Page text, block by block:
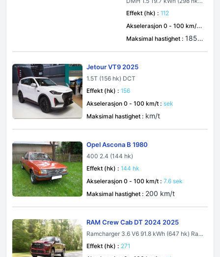
Effekt (hk) : 112
Akselerasjon 0 - 100 km/t :
7.9 sek
Maksimal hastighet : 185 k
Jetour VT9 2025
1.5T (156 hk) DCT
Effekt (hk) : 156
Akselerasjon 0 - 100 km/t : sek
Maksimal hastighet : km/t
Opel Ascona B 1980
400 2.4 (144 hk)
Effekt (hk) : 144 hk
Akselerasjon 0 - 100 km/t : 7.6 sek
Maksimal hastighet : 200 km/t
RAM Crew Cab DT 2024 2025
Ramcharger 3.6 V6 91.8 kWh (647 hk) Ran
Effekt (hk) : 271